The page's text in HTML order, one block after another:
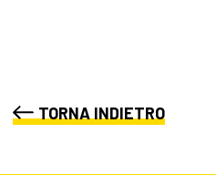
TORNA INDIETRO